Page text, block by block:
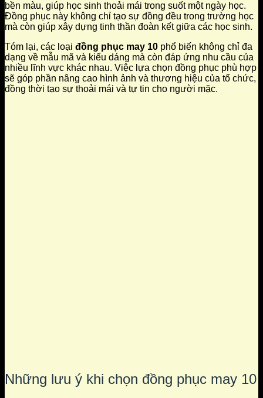
bền màu, giúp học sinh thoải mái trong suốt một ngày học.
Đồng phục này không chỉ tạo sự đồng đều trong trường học
mà còn giúp xây dựng tinh thần đoàn kết giữa các học sinh.
Tóm lại, các loại đồng phục may 10 phổ biến không chỉ đa
dạng về mẫu mã và kiểu dáng mà còn đáp ứng nhu cầu của
nhiều lĩnh vực khác nhau. Việc lựa chọn đồng phục phù hợp
sẽ góp phần nâng cao hình ảnh và thương hiệu của tổ chức,
đồng thời tạo sự thoải mái và tự tin cho người mặc.
Những lưu ý khi chọn đồng phục may 10